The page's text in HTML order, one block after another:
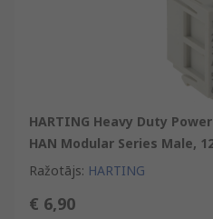
HARTING Heavy Duty
HAN Modular Series Male,
Ražotājs: HARTING
€ 6,90